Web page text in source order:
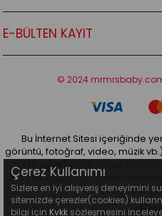
E-BÜLTEN KAYIT
© 2024
Bu İnternet Sitesi içeriğinde
görüntü, fotoğraf, video, müzik
5846 sayılı Fikir ve Sanat
Kanunu kapsamında
yasal işlem
Çerez Kullanımı
Sizlere en iyi alışveriş deneyimini
sitemizde çerezler(cookies)
bilgi için Kvkk sözleşmesini